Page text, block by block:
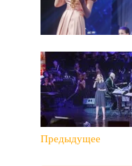
Предыдущее